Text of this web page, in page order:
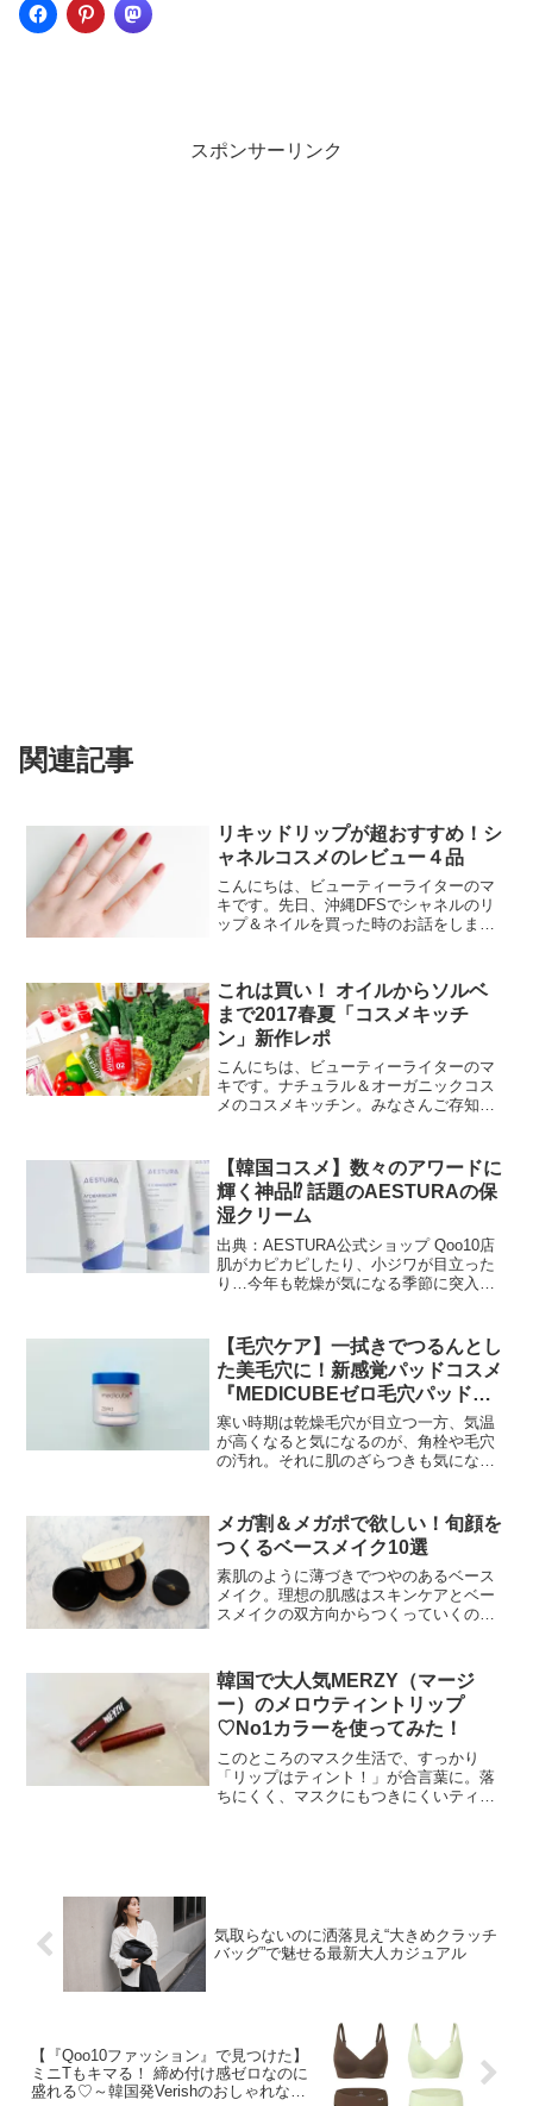
スポンサーリンク
関連記事
リキッドリップが超おすすめ！シ
ャネルコスメのレビュー４品
こんにちは、ビューティーライターのマ
キです。先日、沖縄DFSでシャネルのリ
ップ＆ネイルを買った時のお話をしまし
ューしたいと思います。品が良いネイル
カラーまずはネイルか...
これは買い！ オイルからソルベ
まで2017春夏「コスメキッチ
ン」新作レポ
こんにちは、ビューティーライターのマ
キです。ナチュラル＆オーガニックコス
メのコスメキッチン。みなさんご存知で
メージで可愛らしい店内も人気の理由。
店舗数が増えていて、東京...
【韓国コスメ】数々のアワードに
輝く神品⁉︎ 話題のAESTURAの保
湿クリーム
出典：AESTURA公式ショップ Qoo10店
肌がカピカピしたり、小ジワが目立った
り…今年も乾燥が気になる季節に突入し
『AESTURA（エストラ）』のアイテム
が注目され...
【毛穴ケア】一拭きでつるんとし
た美毛穴に！新感覚パッドコスメ
『MEDICUBEゼロ毛穴パッド
2.0』
寒い時期は乾燥毛穴が目立つ一方、気温
が高くなると気になるのが、角栓や毛穴
の汚れ。それに肌のざらつきも気になり
れの原因になったり、黒ずみが見た目に
も目立ってきます。毛穴の...
メガ割＆メガポで欲しい！旬顔を
つくるベースメイク10選
素肌のように薄づきでつやのあるベース
メイク。理想の肌感はスキンケアとベー
スメイクの双方向からつくっていくのが
は、トレンド肌にフィットするベースメ
イクアイテムをまとめてご...
韓国で大人気MERZY（マージ
ー）のメロウティントリップ
♡No1カラーを使ってみた！
このところのマスク生活で、すっかり
「リップはティント！」が合言葉に。落
ちにくく、マスクにもつきにくいティン
気取らないのに洒落見え“大きめクラッチ
バッグ”で魅せる最新大人カジュアル
【『Qoo10ファッション』で見つけた】
ミニTもキマる！ 締め付け感ゼロなのに
盛れる♡～韓国発Verishのおしゃれなブ